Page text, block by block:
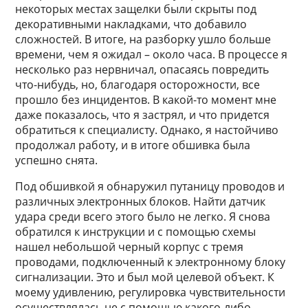
некоторых местах защелки были скрыты под
декоративными накладками, что добавило
сложностей. В итоге, на разборку ушло больше
времени, чем я ожидал – около часа. В процессе я
несколько раз нервничал, опасаясь повредить
что-нибудь, но, благодаря осторожности, все
прошло без инцидентов. В какой-то момент мне
даже показалось, что я застрял, и что придется
обратиться к специалисту. Однако, я настойчиво
продолжал работу, и в итоге обшивка была
успешно снята.
Под обшивкой я обнаружил путаницу проводов и
различных электронных блоков. Найти датчик
удара среди всего этого было не легко. Я снова
обратился к инструкции и с помощью схемы
нашел небольшой черный корпус с тремя
проводами, подключенный к электронному блоку
сигнализации. Это и был мой целевой объект. К
моему удивлению, регулировка чувствительности